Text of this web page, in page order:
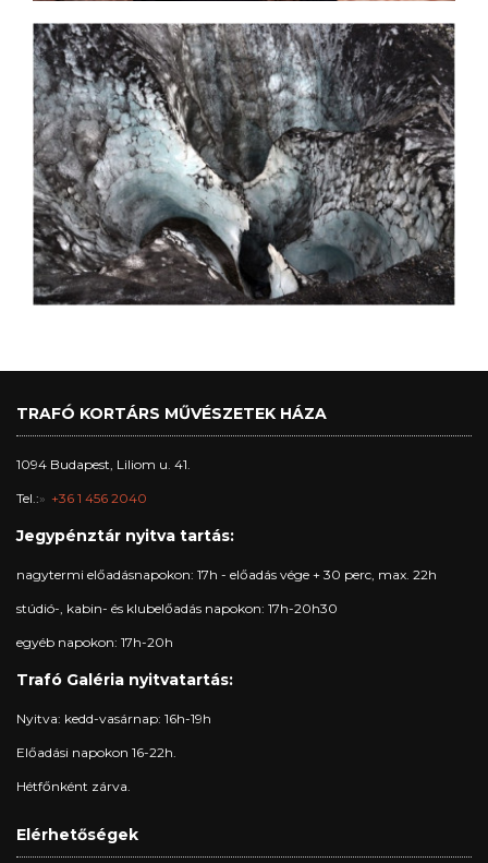
TRAFÓ KORTÁRS MŰVÉSZETEK HÁZA
1094 Budapest, Liliom u. 41.
Tel.: +36 1 456 2040
Jegypénztár nyitva tartás:
nagytermi előadásnapokon: 17h - előadás vége + 30 perc, max. 22h
stúdió-, kabin- és klubelőadás napokon: 17h-20h30
egyéb napokon: 17h-20h
Trafó Galéria nyitvatartás:
Nyitva: kedd-vasárnap: 16h-19h
Előadási napokon 16-22h.
Hétfőnként zárva.
Elérhetőségek